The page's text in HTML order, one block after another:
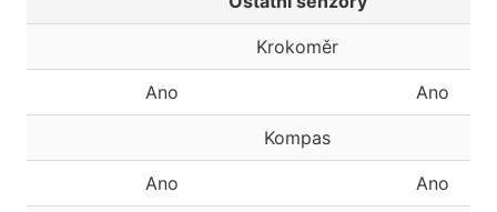
Krokoměr
Ano Ano
Kompas
Ano Ano